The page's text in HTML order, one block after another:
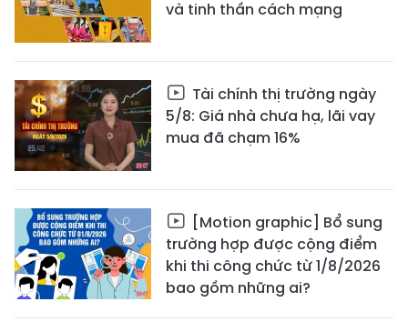
và tinh thần cách mạng
Tài chính thị trường ngày
5/8: Giá nhà chưa hạ, lãi vay
mua đã chạm 16%
[Motion graphic] Bổ sung
trường hợp được cộng điểm
khi thi công chức từ 1/8/2026
bao gồm những ai?